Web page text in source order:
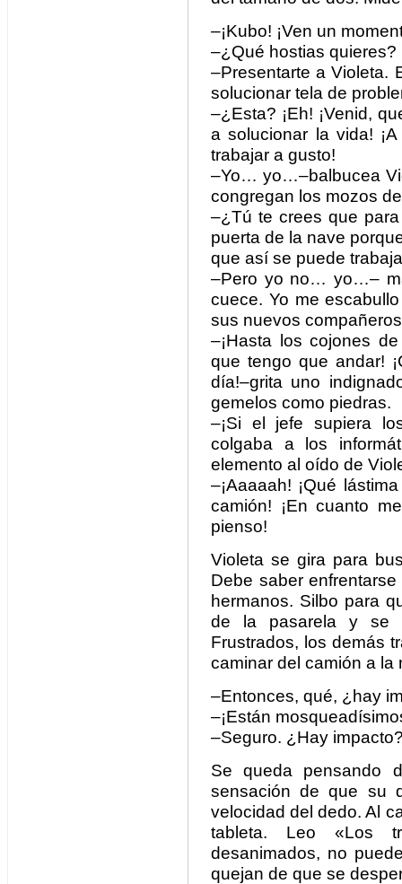
–¡Kubo! ¡Ven un
–¿Qué hostias quieres?
–Presentarte a Violeta.
solucionar tela de
–¿Esta? ¡Eh! ¡Venid,
a solucionar la vida!
trabajar a gusto!
–Yo… yo…–balbucea
congregan los mozos
–¿Tú te crees que
puerta de la nave
que así se puede
–Pero yo no… yo…–
cuece. Yo me
sus nuevos
–¡Hasta los cojones
que tengo que andar!
día!–grita uno
gemelos como piedras.
–¡Si el jefe supiera
colgaba a los
elemento al oído de
–¡Aaaaah! ¡Qué
camión! ¡En cuanto
pienso!
Violeta se gira para
Debe saber
hermanos. Silbo para
de la pasarela y se
Frustrados, los demás
caminar del camión a la
–Entonces, qué, ¿hay
–¡Están
–Seguro. ¿Hay
Se queda pensando
sensación de que su
velocidad del dedo. Al
tableta. Leo «Los
desanimados, no
quejan de que se